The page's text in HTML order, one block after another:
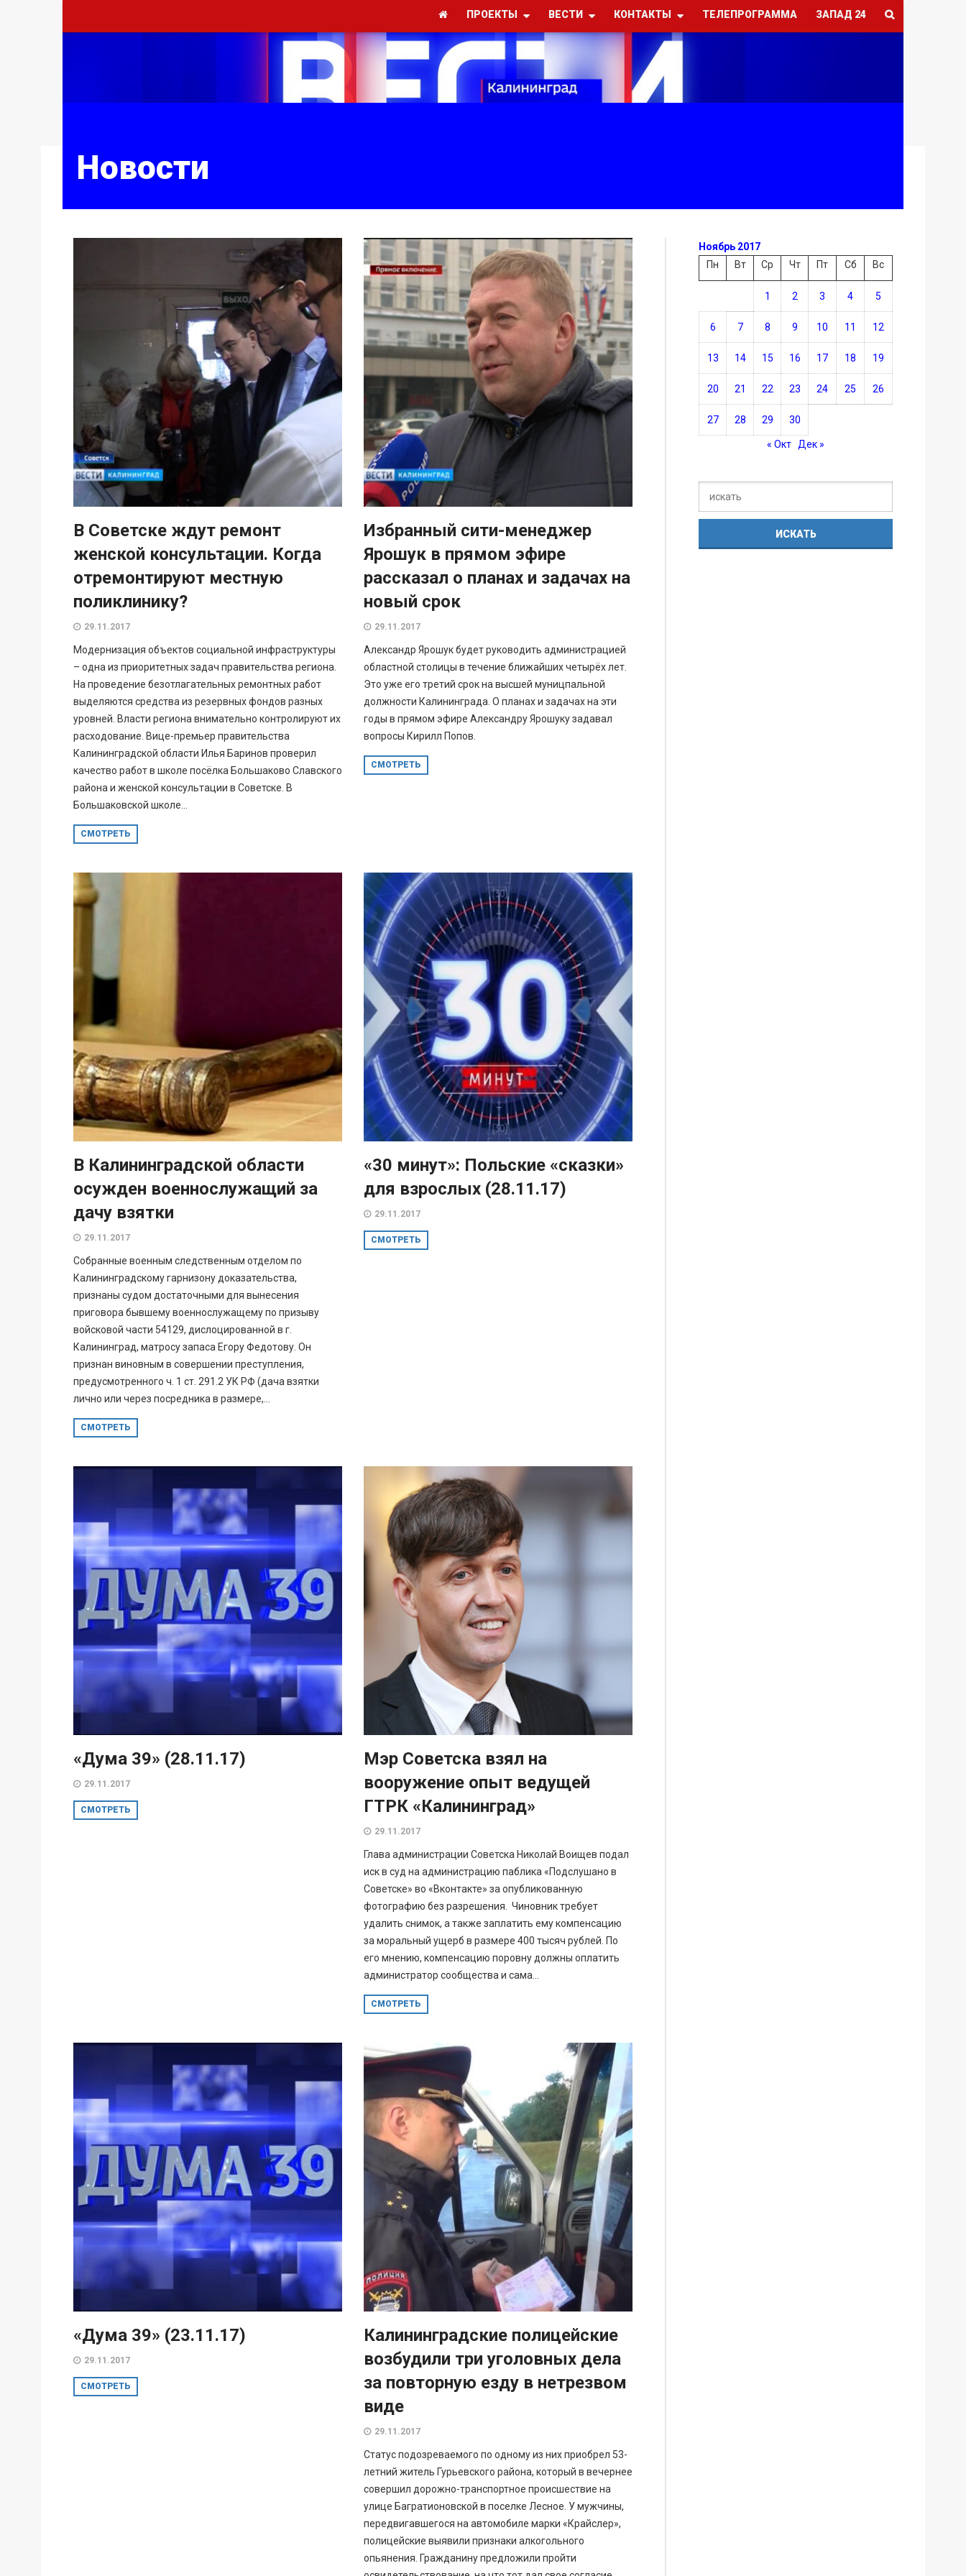
ПРОЕКТЫ ВЕСТИ КОНТАКТЫ ТЕЛЕПРОГРАММА ЗАПАД 24
Новости
В Советске ждут ремонт
женской консультации. Когда
отремонтируют местную
поликлинику?
29.11.2017
Модернизация объектов социальной инфраструктуры
– одна из приоритетных задач правительства региона.
На проведение безотлагательных ремонтных работ
выделяются средства из резервных фондов разных
уровней. Власти региона внимательно контролируют их
расходование. Вице-премьер правительства
Калининградской области Илья Баринов проверил
качество работ в школе посёлка Большаково Славского
района и женской консультации в Советске. В
Большаковской школе...
СМОТРЕТЬ
Избранный сити-менеджер
Ярошук в прямом эфире
рассказал о планах и задачах на
новый срок
29.11.2017
Александр Ярошук будет руководить администрацией
областной столицы в течение ближайших четырёх лет.
Это уже его третий срок на высшей муницпальной
должности Калининграда. О планах и задачах на эти
годы в прямом эфире Александру Ярошуку задавал
вопросы Кирилл Попов.
СМОТРЕТЬ
В Калининградской области
осужден военнослужащий за
дачу взятки
29.11.2017
Собранные военным следственным отделом по
Калининградскому гарнизону доказательства,
признаны судом достаточными для вынесения
приговора бывшему военнослужащему по призыву
войсковой части 54129, дислоцированной в г.
Калининград, матросу запаса Егору Федотову. Он
признан виновным в совершении преступления,
предусмотренного ч. 1 ст. 291.2 УК РФ (дача взятки
лично или через посредника в размере,...
СМОТРЕТЬ
«30 минут»: Польские «сказки»
для взрослых (28.11.17)
29.11.2017
СМОТРЕТЬ
«Дума 39» (28.11.17)
29.11.2017
СМОТРЕТЬ
Мэр Советска взял на
вооружение опыт ведущей
ГТРК «Калининград»
29.11.2017
Глава администрации Советска Николай Воищев подал
иск в суд на администрацию паблика «Подслушано в
Советске» во «Вконтакте» за опубликованную
фотографию без разрешения. Чиновник требует
удалить снимок, а также заплатить ему компенсацию
за моральный ущерб в размере 400 тысяч рублей. По
его мнению, компенсацию поровну должны оплатить
администратор сообщества и сама...
СМОТРЕТЬ
«Дума 39» (23.11.17)
29.11.2017
СМОТРЕТЬ
Калининградские полицейские
возбудили три уголовных дела
за повторную езду в нетрезвом
виде
29.11.2017
Статус подозреваемого по одному из них приобрел 53-
летний житель Гурьевского района, который в вечернее
совершил дорожно-транспортное происшествие на
улице Багратионовской в поселке Лесное. У мужчины,
передвигавшегося на автомобиле марки «Крайслер»,
полицейские выявили признаки алкогольного
опьянения. Гражданину предложили пройти
Ноябрь 2017
Пн
Вт Ср Чт Пт Сб Вс
1 2 3 4 5
6 7 8 9 10 11 12
13 14 15 16 17 18 19
20 21 22 23 24 25 26
27 28 29 30
« Окт Дек »